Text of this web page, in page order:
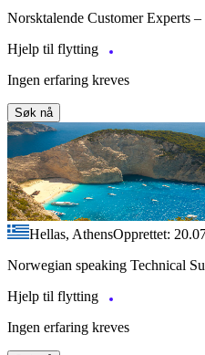
Norsktalende Customer Experts
Hjelp til flytting
Ingen erfaring kreves
Søk nå
Hellas, AthensOpprettet:
Norwegian speaking Technical
Hjelp til flytting
Ingen erfaring kreves